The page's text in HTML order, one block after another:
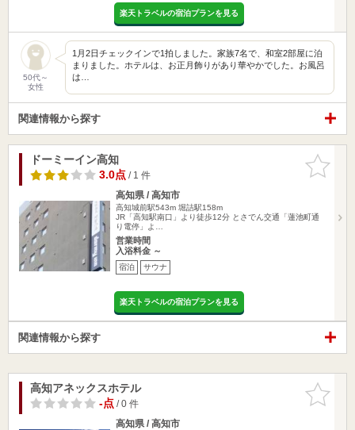
楽天トラベルの宿泊プランを見る
50代～
女性
1月2日チェックインで1拍しました。家族7名で、和室2部屋に泊
まりました。ホテルは、お正月飾りがあり華やかでした。お風呂
は…
関連情報から探す
お気に入
りに追加
ドーミーイン高知
3.0点/ 1 件
高知県 / 高知市
高知城前駅543m 堀詰駅158m
JR「高知駅南口」より徒歩12分 とさでん交通「蓮池町通
り電停」よ…
営業時間
入浴料金 ～
宿泊 サウナ
楽天トラベルの宿泊プランを見る
関連情報から探す
お気に入
りに追加
高知アネックスホテル
-点/ 0 件
高知県 / 高知市